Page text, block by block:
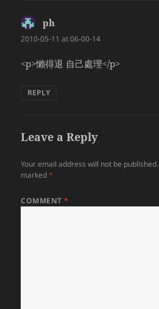
ph
2010-05-11 at 06-00-14
<p>懶得退 自己處理</p>
REPLY
Leave a Reply
Your email address will not be published.
marked*
COMMENT*